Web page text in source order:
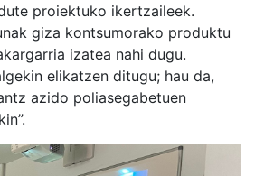
proiektuko ikertzaileek.
giza kontsumorako produktu
izatea nahi dugu.
elikatzen ditugu; hau da,
azido poliasegabetuen